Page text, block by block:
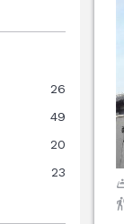
26
49
20
23